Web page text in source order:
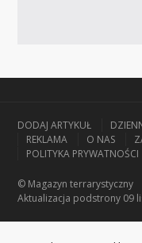
DODAJ ARTYKUŁ
REKLAMA
O NAS
POLITYKA PRYWATNOŚCI
© Magazyn terrarystyczny
Aktualizacja podstrony 09